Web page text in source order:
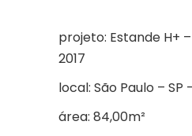
projeto: Estande H+
2017
local: São Paulo – SP
área: 84,00m²